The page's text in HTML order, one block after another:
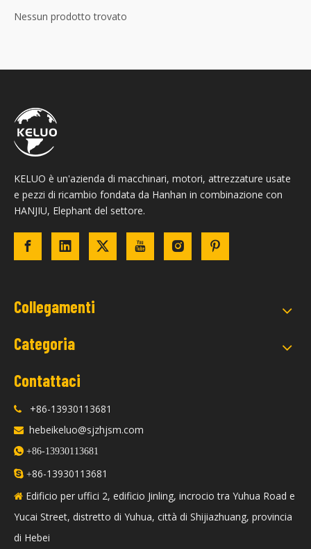
Nessun prodotto trovato
KELUO è un'azienda di macchinari, motori, attrezzature usate
e pezzi di ricambio fondata da Hanhan in combinazione con
HANJIU, Elephant del settore.
Collegamenti
Categoria
Contattaci
 +86-13930113681
 hebeikeluo@sjzhjsm.com
 +86-13930113681
 +86-13930113681
 Edificio per uffici 2, edificio Jinling, incrocio tra Yuhua Road e
Yucai Street, distretto di Yuhua, città di Shijiazhuang, provincia
di Hebei